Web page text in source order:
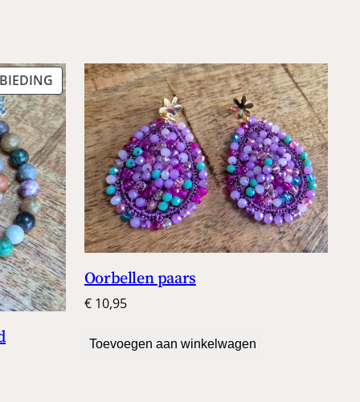
PRODUCT
IN
DE
UITVERKOOP
Oorbellen paars
€10,95
Toevoegen aan winkelwagen